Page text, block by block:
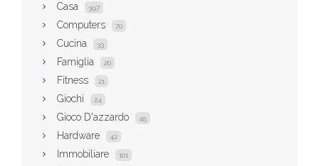
Casa 397
Computers 70
Cucina 33
Famiglia 20
Fitness 21
Giochi 24
Gioco D'azzardo 45
Hardware 42
Immobiliare 101